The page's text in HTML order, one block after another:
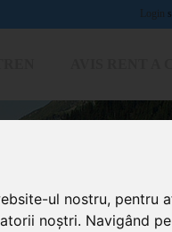
ul nostru, pentru
noștri. Navigând
Login